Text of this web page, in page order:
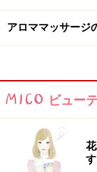
アロママッサージ
ビュー